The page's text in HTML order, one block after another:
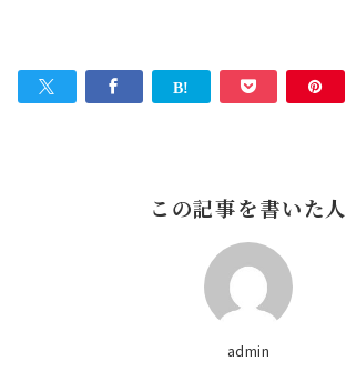
この記事を書いた人
admin